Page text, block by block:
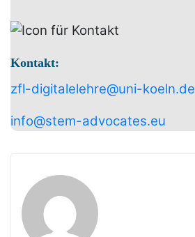
Kontakt:
zfl-digitalelehre@uni-koeln.de
info@stem-advocates.eu